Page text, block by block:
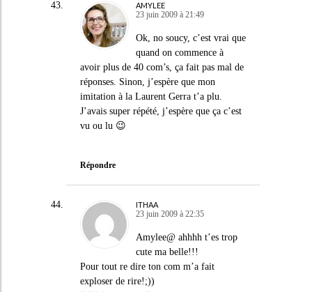
AMYLEE
23 juin 2009 à 21:49
Ok, no soucy, c’est vrai que
quand on commence à
avoir plus de 40 com’s, ça fait pas mal de
réponses. Sinon, j’espère que mon
imitation à la Laurent Gerra t’a plu.
J’avais super répété, j’espère que ça c’est
vu ou lu 😉
Répondre
ITHAA
23 juin 2009 à 22:35
Amylee@ ahhhh t’es trop
cute ma belle!!!
Pour tout re dire ton com m’a fait
exploser de rire!;))